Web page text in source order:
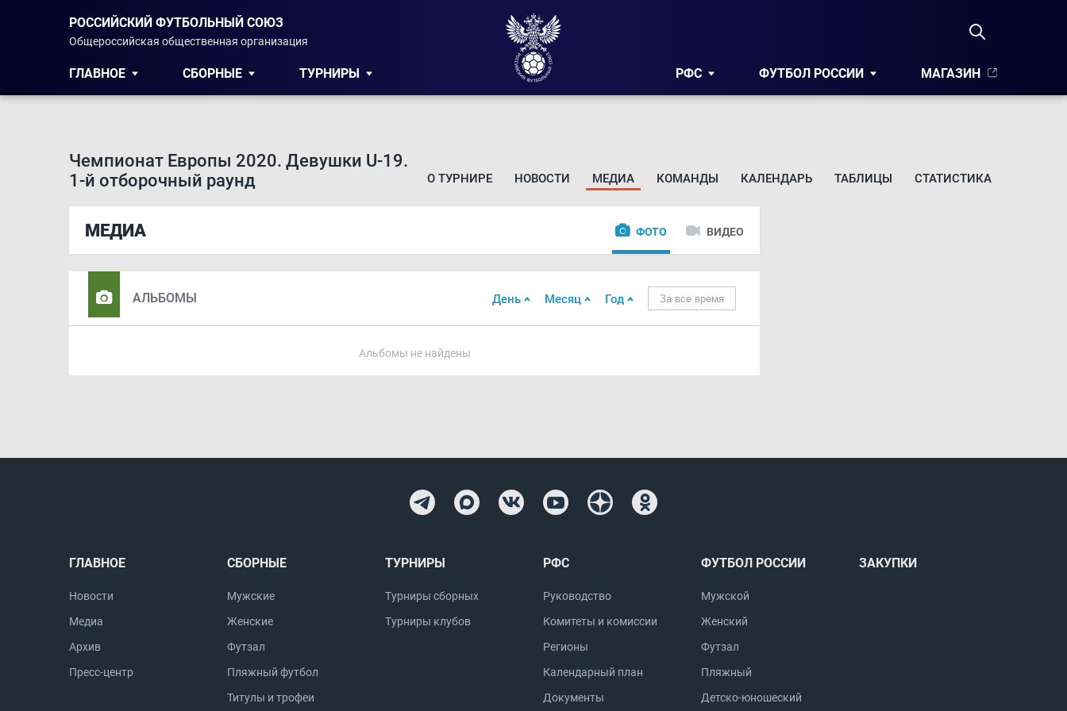
РОССИЙСКИЙ ФУТБОЛЬНЫЙ СОЮЗ
Общероссийская общественная организация
ГЛАВНОЕ СБОРНЫЕ ТУРНИРЫ РФС ФУТБОЛ РОССИИ МАГАЗИН
Чемпионат Европы 2020. Девушки U-19.
1-й отборочный раунд
О ТУРНИРЕ НОВОСТИ МЕДИА КОМАНДЫ КАЛЕНДАРЬ ТАБЛИЦЫ СТАТИСТИКА
МЕДИА ФОТО ВИДЕО
АЛЬБОМЫ За все время
Год
Месяц
День
Альбомы не найдены
ГЛАВНОЕ
Новости
Медиа
Архив
Пресс-центр
СБОРНЫЕ
Мужские
Женские
Футзал
Пляжный футбол
Титулы и трофеи
ТУРНИРЫ
Турниры сборных
Турниры клубов
РФС
Руководство
Комитеты и комиссии
Регионы
Календарный план
Документы
ФУТБОЛ РОССИИ
Мужской
Женский
Футзал
Пляжный
Детско-юношеский
ЗАКУПКИ